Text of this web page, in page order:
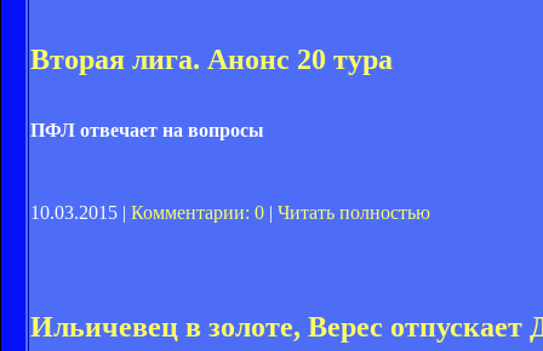
Вторая лига. Анонс 20 тура
ПФЛ отвечает на вопросы
10.03.2015 | Комментарии: 0 | Читать полностью
Ильичевец в золоте, Верес отпускает